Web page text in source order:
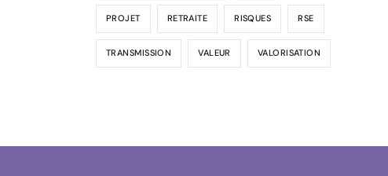
PROJET RETRAITE RISQUES RSE
TRANSMISSION VALEUR VALORISATION